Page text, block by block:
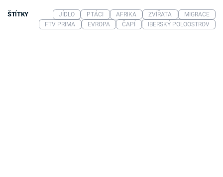
ŠTÍTKY JÍDLO PTÁCI AFRIKA ZVÍŘATA
MIGRACE
FTV PRIMA
EVROPA ČAPÍ IBERSKÝ POLOOSTROV